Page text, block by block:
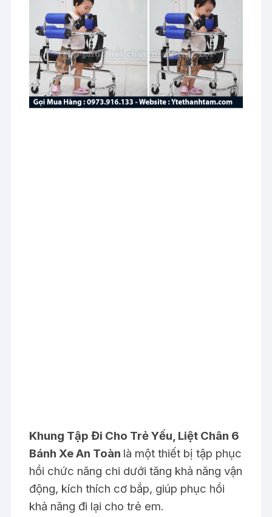
Khung Tập Đi Cho Trẻ Yếu, Liệt Chân 6
Bánh Xe An Toàn là một thiết bị tập phục
hồi chức năng chi dưới tăng khả năng vận
động, kích thích cơ bắp, giúp phục hồi
khả năng đi lại cho trẻ em.